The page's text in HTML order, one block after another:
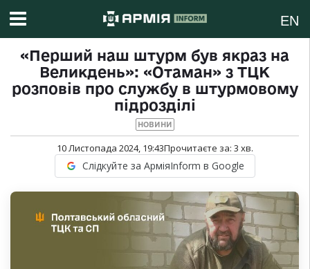
EN
«Перший наш штурм був якраз на
Великдень»: «Отаман» з ТЦК
розповів про службу в штурмовому
підрозділі
НОВИНИ
10 Листопада 2024, 19:43Прочитаєте за: 3 хв.
Слідкуйте за АрміяInform в Google